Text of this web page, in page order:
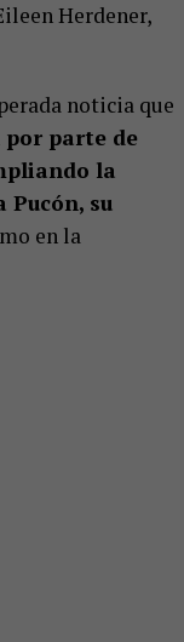
Herdener,
noticia que
parte de
la
su
en la